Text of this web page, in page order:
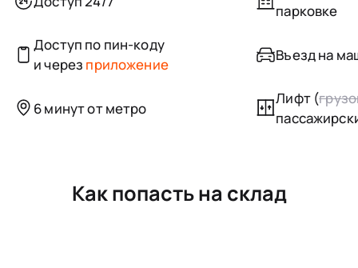
парковке
Доступ по пин-коду
и через приложение
Въезд на
6 минут от метро
Лифт (
Как попасть на склад